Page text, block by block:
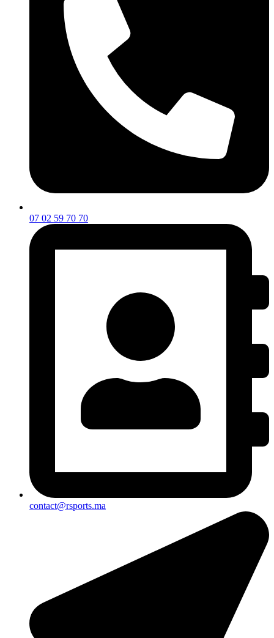
07 02 59 70 70
contact@rsports.ma